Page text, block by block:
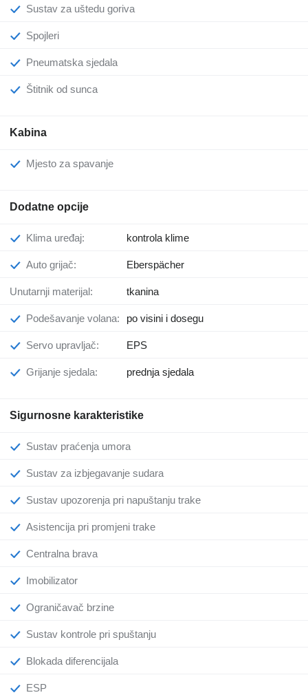
Sustav za uštedu goriva
Spojleri
Pneumatska sjedala
Štitnik od sunca
Kabina
Mjesto za spavanje
Dodatne opcije
Klima uređaj: kontrola klime
Auto grijač: Eberspächer
Unutarnji materijal: tkanina
Podešavanje volana: po visini i dosegu
Servo upravljač: EPS
Grijanje sjedala: prednja sjedala
Sigurnosne karakteristike
Sustav praćenja umora
Sustav za izbjegavanje sudara
Sustav upozorenja pri napuštanju trake
Asistencija pri promjeni trake
Centralna brava
Imobilizator
Ograničavač brzine
Sustav kontrole pri spuštanju
Blokada diferencijala
ESP